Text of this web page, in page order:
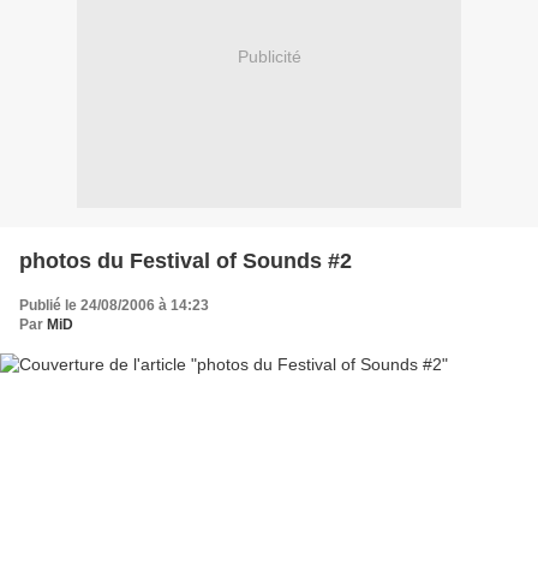
Publicité
photos du Festival of Sounds #2
Publié le 24/08/2006 à 14:23
Par MiD